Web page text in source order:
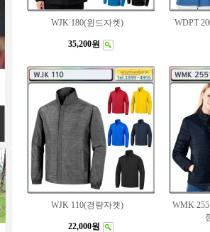
WJK 180(윈드자켓)
35,200원
WDPT
WJK 110(경량자켓)
22,000원
WMK